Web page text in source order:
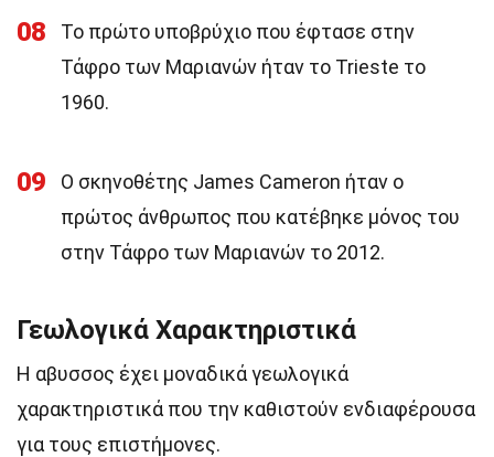
08
Το πρώτο υποβρύχιο που έφτασε στην
Τάφρο των Μαριανών ήταν το Trieste το
1960.
09
Ο σκηνοθέτης James Cameron ήταν ο
πρώτος άνθρωπος που κατέβηκε μόνος του
στην Τάφρο των Μαριανών το 2012.
Γεωλογικά Χαρακτηριστικά
Η αβυσσος έχει μοναδικά γεωλογικά
χαρακτηριστικά που την καθιστούν ενδιαφέρουσα
για τους επιστήμονες.